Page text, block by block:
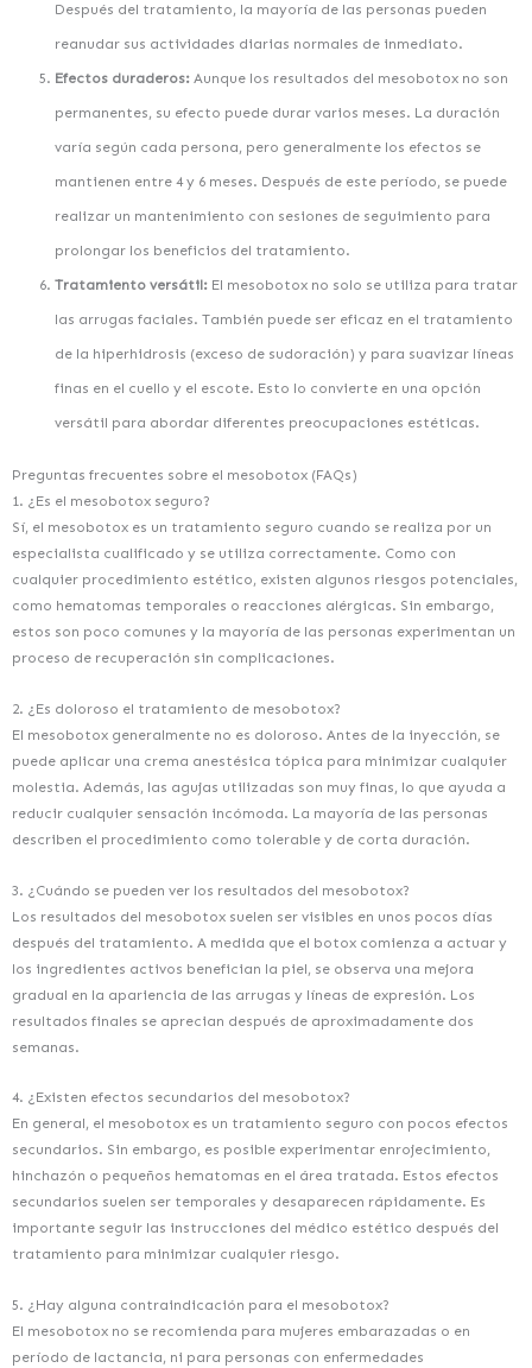
Después del tratamiento, la mayoría de las personas pueden
reanudar sus actividades diarias normales de inmediato.
Efectos duraderos:Aunque los resultados del mesobotox no son
permanentes, su efecto puede durar varios meses. La duración
varía según cada persona, pero generalmente los efectos se
mantienen entre 4 y 6 meses. Después de este período, se puede
realizar un mantenimiento con sesiones de seguimiento para
prolongar los beneficios del tratamiento.
Tratamiento versátil:El mesobotox no solo se utiliza para tratar
las arrugas faciales. También puede ser eficaz en el tratamiento
de la hiperhidrosis (exceso de sudoración) y para suavizar líneas
finas en el cuello y el escote. Esto lo convierte en una opción
versátil para abordar diferentes preocupaciones estéticas.
Preguntas frecuentes sobre el mesobotox (FAQs)
1. ¿Es el mesobotox seguro?
Sí, el mesobotox es un tratamiento seguro cuando se realiza por un
especialista cualificado y se utiliza correctamente. Como con
cualquier procedimiento estético, existen algunos riesgos potenciales,
como hematomas temporales o reacciones alérgicas. Sin embargo,
estos son poco comunes y la mayoría de las personas experimentan un
proceso de recuperación sin complicaciones.
2. ¿Es doloroso el tratamiento de mesobotox?
El mesobotox generalmente no es doloroso. Antes de la inyección, se
puede aplicar una crema anestésica tópica para minimizar cualquier
molestia. Además, las agujas utilizadas son muy finas, lo que ayuda a
reducir cualquier sensación incómoda. La mayoría de las personas
describen el procedimiento como tolerable y de corta duración.
3. ¿Cuándo se pueden ver los resultados del mesobotox?
Los resultados del mesobotox suelen ser visibles en unos pocos días
después del tratamiento. A medida que el botox comienza a actuar y
los ingredientes activos benefician la piel, se observa una mejora
gradual en la apariencia de las arrugas y líneas de expresión. Los
resultados finales se aprecian después de aproximadamente dos
semanas.
4. ¿Existen efectos secundarios del mesobotox?
En general, el mesobotox es un tratamiento seguro con pocos efectos
secundarios. Sin embargo, es posible experimentar enrojecimiento,
hinchazón o pequeños hematomas en el área tratada. Estos efectos
secundarios suelen ser temporales y desaparecen rápidamente. Es
importante seguir las instrucciones del médico estético después del
tratamiento para minimizar cualquier riesgo.
5. ¿Hay alguna contraindicación para el mesobotox?
El mesobotox no se recomienda para mujeres embarazadas o en
período de lactancia, ni para personas con enfermedades